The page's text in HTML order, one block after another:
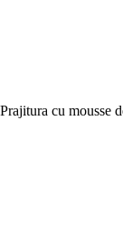
Prajitura cu mousse